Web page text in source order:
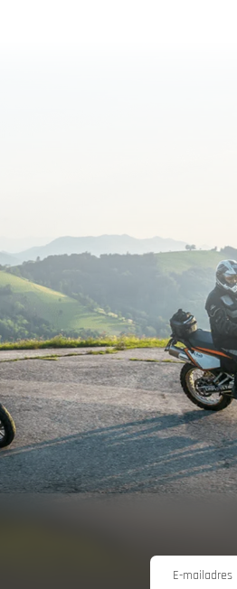
E-mailadres